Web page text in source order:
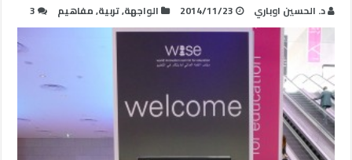
د. الحسين اوباري 2014/11/23 الواجهة,تربية,مفاهيم 3